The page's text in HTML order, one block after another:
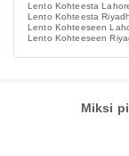
Lento Kohteesta
Lento Kohteesta Riyadh
Lento Kohteeseen
Lento Kohteeseen
Miksi